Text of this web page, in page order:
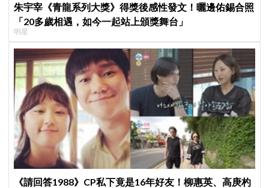
朱宇宰《青龍系列大獎》得獎後感性發文！曬邊佑錫合照
「20多歲相遇，如今一起站上頒獎舞台」
明星
《請回答1988》CP私下竟是16年好友！柳惠英、高庚杓